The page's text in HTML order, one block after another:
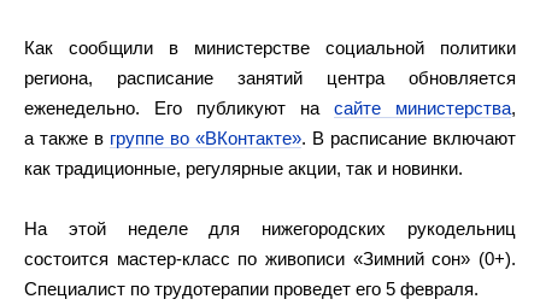
Как сообщили в министерстве социальной политики
региона, расписание занятий центра обновляется
еженедельно. Его публикуют на сайте министерства,
а также в группе во «ВКонтакте». В расписание включают
как традиционные, регулярные акции, так и новинки.
На этой неделе для нижегородских рукодельниц
состоится мастер-класс по живописи «Зимний сон» (0+).
Специалист по трудотерапии проведет его 5 февраля.